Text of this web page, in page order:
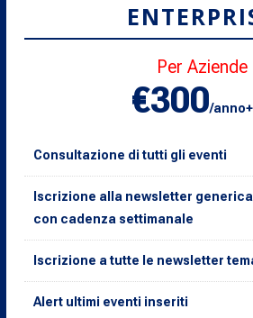
Per Aziende
€300/
Consultazione di tutti gli eventi
Iscrizione alla newsletter
con cadenza settimanale
Iscrizione a tutte le newsletter
Alert ultimi eventi inseriti